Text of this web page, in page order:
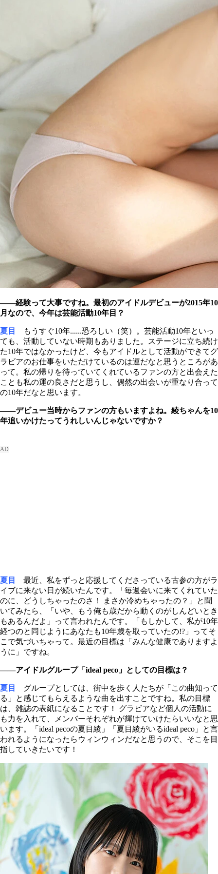
――経験って大事ですね。最初のアイドルデビューが2015年10
月なので、今年は芸能活動10年目？
夏目
もうすぐ10年......恐ろしい（笑）。芸能活動10年といっ
ても、活動していない時期もありました。ステージに立ち続け
た10年ではなかったけど、今もアイドルとして活動ができてグ
ラビアのお仕事をいただけているのは運だなと思うところがあ
って。私の帰りを待っていてくれているファンの方と出会えた
ことも私の運の良さだと思うし、偶然の出会いが重なり合って
の10年だなと思います。
――デビュー当時からファンの方もいますよね。綾ちゃんを10
年追いかけたってうれしいんじゃないですか？
夏目
最近、私をずっと応援してくださっている古参の方がラ
イブに来ない日が続いたんです。「毎週会いに来てくれていた
のに、どうしちゃったのさ！ まさか冷めちゃったの？」と聞
いてみたら、「いや、もう俺も歳だから動くのがしんどいとき
もあるんだよ」って言われたんです。「もしかして、私が10年
経つのと同じようにあなたも10年歳を取っていたの!?」ってそ
こで気づいちゃって。最近の目標は「みんな健康でありますよ
うに」ですね。
――アイドルグループ「ideal peco」としての目標は？
夏目
グループとしては、街中を歩く人たちが「この曲知って
る」と感じてもらえるような曲を出すことですね。私の目標
は、雑誌の表紙になることです！ グラビアなど個人の活動に
も力を入れて、メンバーそれぞれが輝けていけたらいいなと思
います。「ideal pecoの夏目綾」「夏目綾がいるideal peco」と言
われるようになったらウィンウィンだなと思うので、そこを目
指していきたいです！